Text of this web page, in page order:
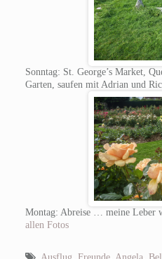
Sonntag: St. George’s Market,
Garten, saufen mit Adrian und
Montag: Abreise … meine Leber
allen Fotos